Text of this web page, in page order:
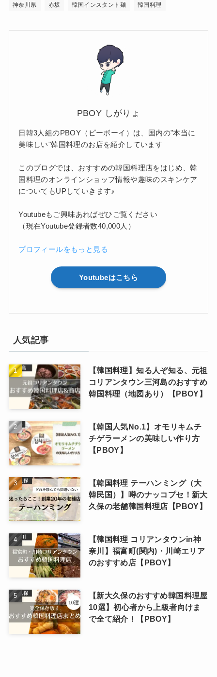
神奈川県 赤坂 韓国インスタント麺 韓国料理
PBOY しがりょ
日韓3人組のPBOY（ピーボーイ）は、国内の"本当に
美味しい"韓国料理のお店を紹介しています
このブログでは、おすすめの韓国料理店をはじめ、韓
国料理のオンラインショップ情報や趣味のスキンケア
についてもUPしていきます♪
Youtubeもご興味あればぜひご覧ください
（現在Youtube登録者数40,000人）
プロフィールをもっと見る
Youtubeはこちら
人気記事
【韓国料理】知る人ぞ知る、元祖
コリアンタウン三河島のおすすめ
韓国料理（地図あり）【PBOY】
【韓国人気No.1】オモリキムチ
チゲラーメンの美味しい作り方
【PBOY】
【韓国料理 テーハンミング（大
韓民国）】噂のナッコプセ！新大
久保の老舗韓国料理店【PBOY】
【韓国料理 コリアンタウンin神
奈川】福富町(関内)・川崎エリア
のおすすめ店【PBOY】
【新大久保のおすすめ韓国料理屋
10選】初心者から上級者向けま
で全て紹介！【PBOY】